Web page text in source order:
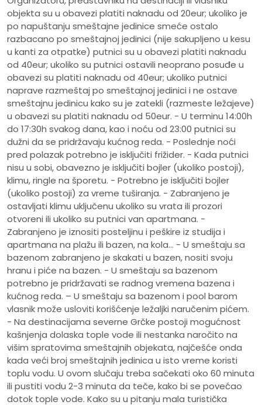
objekta su u obavezi platiti naknadu od 20eur; ukoliko je
po napuštanju smeštajne jedinice smeće ostalo
razbacano po smeštajnoj jedinici (nije sakupljeno u kesu
u kanti za otpatke) putnici su u obavezi platiti naknadu
od 40eur; ukoliko su putnici ostavili neoprano posuđe u
obavezi su platiti naknadu od 40eur; ukoliko putnici
naprave razmeštaj po smeštajnoj jedinici i ne ostave
smeštajnu jedinicu kako su je zatekli (razmeste ležajeve)
u obavezi su platiti naknadu od 50eur. - U terminu 14:00h
do 17:30h svakog dana, kao i noću od 23:00 putnici su
dužni da se pridržavaju kućnog reda. - Poslednje noći
pred polazak potrebno je isključiti frižider. - Kada putnici
nisu u sobi, obavezno je isključiti bojler (ukoliko postoji),
klimu, ringle na šporetu. - Potrebno je isključiti bojler
(ukoliko postoji) za vreme tuširanja. - Zabranjeno je
ostavljati klimu uključenu ukoliko su vrata ili prozori
otvoreni ili ukoliko su putnici van apartmana. -
Zabranjeno je iznositi posteljinu i peškire iz studija i
apartmana na plažu ili bazen, na kola... - U smeštaju sa
bazenom zabranjeno je skakati u bazen, nositi svoju
hranu i piće na bazen. - U smeštaju sa bazenom
potrebno je pridržavati se radnog vremena bazena i
kućnog reda. – U smeštaju sa bazenom i pool barom
vlasnik može usloviti korišćenje ležaljki naručenim pićem.
- Na destinacijama severne Grčke postoji mogućnost
kašnjenja dolaska tople vode ili nestanka naročito na
višim spratovima smeštajnih objekata, najčešće onda
kada veći broj smeštajnih jedinica u isto vreme koristi
toplu vodu. U ovom slučaju treba sačekati oko 60 minuta
ili pustiti vodu 2-3 minuta da teče, kako bi se povećao
dotok tople vode. Kako su u pitanju mala turistička